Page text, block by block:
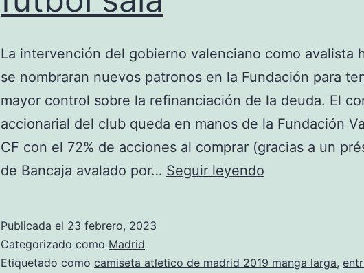
La intervención del gobierno valenciano como avalista
se nombraran nuevos patronos en la Fundación para
mayor control sobre la refinanciación de la deuda. El
accionarial del club queda en manos de la Fundación
CF con el 72% de acciones al comprar (gracias a un
de Bancaja avalado por… Seguir leyendo
futbol
Publicada el 23 febrero, 2023
Categorizado como Madrid
Etiquetado como camiseta atletico de madrid 2019 manga larga,